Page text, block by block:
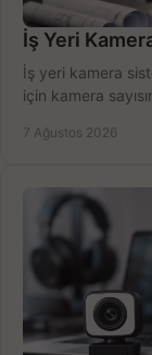
İş Yeri
İş yeri kamera
için kamera
7 Ağustos 2026